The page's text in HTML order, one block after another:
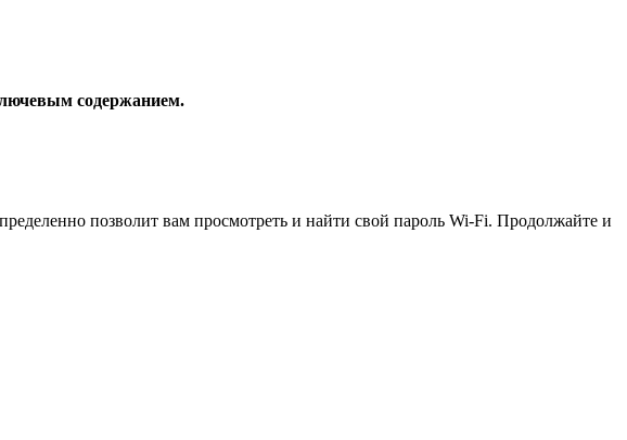
содержанием.
позволит вам просмотреть и найти свой пароль Wi-Fi. Продолжайте и